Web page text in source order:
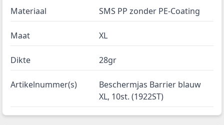
Materiaal SMS PP zonder PE-Coating
Maat XL
Dikte 28gr
Artikelnummer(s)
Beschermjas Barrier blauw
XL, 10st. (1922ST)